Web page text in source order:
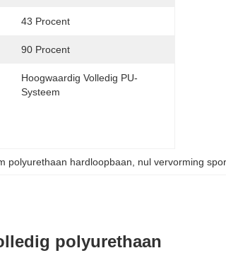
43 Procent
90 Procent
Hoogwaardig Volledig PU-
Systeem
polyurethaan hardloopbaan nul vervorming
polyurethaan